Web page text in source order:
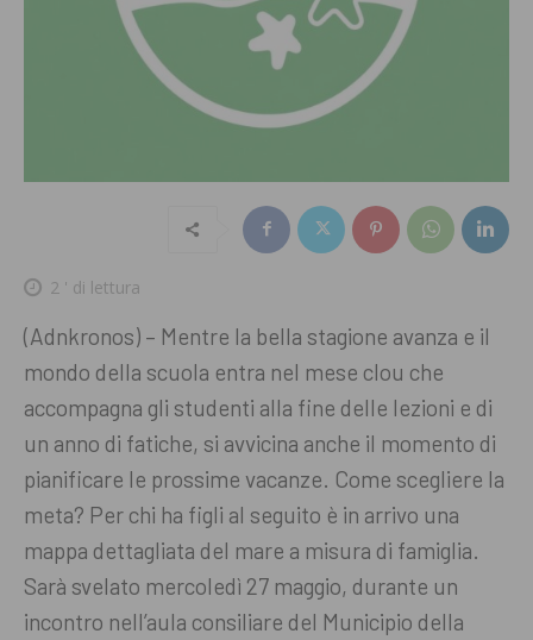
2 ' di lettura
(Adnkronos) – Mentre la bella stagione avanza e il
mondo della scuola entra nel mese clou che
accompagna gli studenti alla fine delle lezioni e di
un anno di fatiche, si avvicina anche il momento di
pianificare le prossime vacanze. Come scegliere la
meta? Per chi ha figli al seguito è in arrivo una
mappa dettagliata del mare a misura di famiglia.
Sarà svelato mercoledì 27 maggio, durante un
incontro nell’aula consiliare del Municipio della